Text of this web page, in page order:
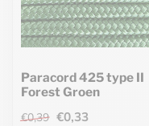
Paracord 425 type II
Forest Groen
€0,39 €0,33